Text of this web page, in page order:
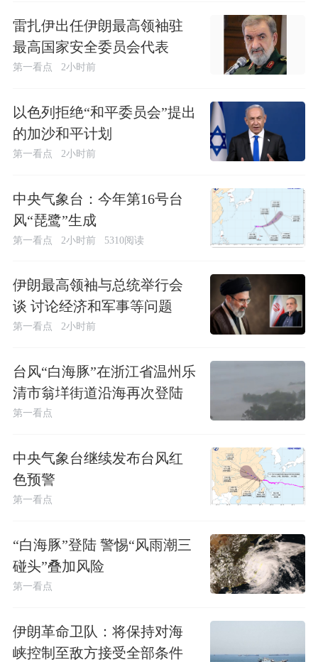
雷扎伊出任伊朗最高领袖驻
最高国家安全委员会代表
第一看点 2小时前
以色列拒绝“和平委员会”提出
的加沙和平计划
第一看点 2小时前
中央气象台：今年第16号台
风“琵鹭”生成
第一看点 2小时前 5310阅读
伊朗最高领袖与总统举行会
谈 讨论经济和军事等问题
第一看点 2小时前
台风“白海豚”在浙江省温州乐
清市翁垟街道沿海再次登陆
第一看点
中央气象台继续发布台风红
色预警
第一看点
“白海豚”登陆 警惕“风雨潮三
碰头”叠加风险
第一看点
伊朗革命卫队：将保持对海
峡控制至敌方接受全部条件